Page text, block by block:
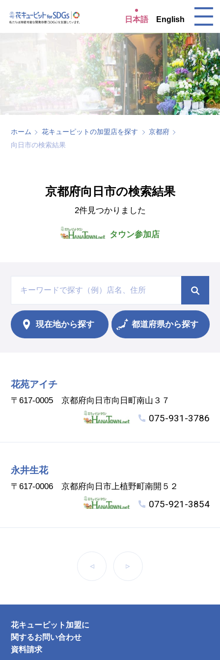
日本語 English
ホーム 花キューピットの加盟店を探す
京都府
向日市の検索結果
京都府向日市の検索結果
2件見つかりました
タウン参加店
現在地から探す 都道府県から探す
花苑アイチ
〒617-0005 京都府向日市向日町南山３７
075-931-3786
永井生花
〒617-0006 京都府向日市上植野町南開５２
075-921-3854
前へ 次へ
花キューピット加盟に
関するお問い合わせ
資料請求